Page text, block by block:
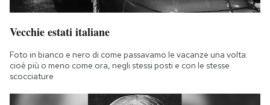
Vecchie estati italiane
Foto in bianco e nero di come passavamo le vacanze una volta:
cioè più o meno come ora, negli stessi posti e con le stesse
scocciature